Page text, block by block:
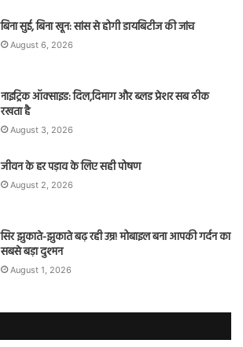
बिना सुई, बिना खून: सांस से होगी डायबिटीज की जांच
August 6, 2026
नाइट्रिक ऑक्साइड: दिल,दिमाग और ब्लड प्रेशर सब ठीक
रखता है
August 3, 2026
जीवन के हर पड़ाव के लिए सही पोषण
August 2, 2026
सिर झुकाते-झुकाते बढ़ रही उम्र! मोबाइल बना आपकी गर्दन का
सबसे बड़ा दुश्मन
August 1, 2026